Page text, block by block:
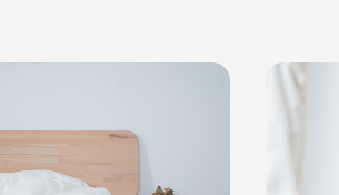
arrow_forward_ios